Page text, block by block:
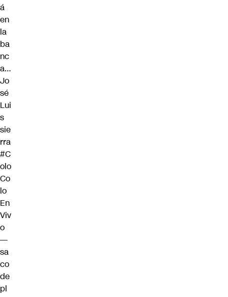
á
en
la
ba
nc
a…
Jo
sé
Lui
s
sie
rra
#C
olo
Co
lo
En
Viv
o
—
sa
co
de
pl